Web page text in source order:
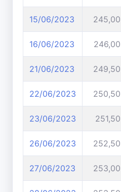
15/06/2023 245,00
16/06/2023 246,00
21/06/2023 249,50
22/06/2023 250,50
23/06/2023 251,50
26/06/2023 252,50
27/06/2023 253,00